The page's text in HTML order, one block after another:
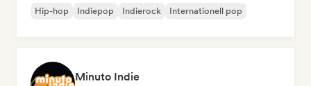
Hip-hop
Indiepop Indierock Internationell pop
Minuto Indie